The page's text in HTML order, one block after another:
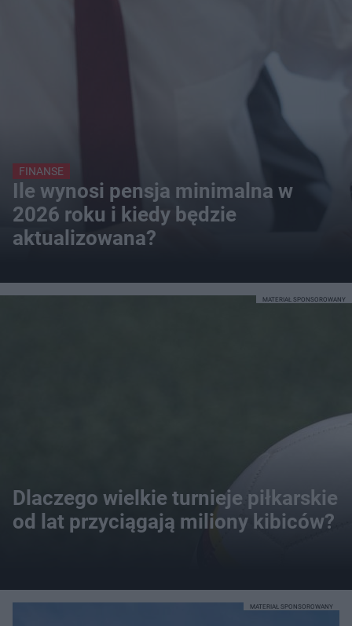
FINANSE
Ile wynosi pensja minimalna w
2026 roku i kiedy będzie
aktualizowana?
Dlaczego wielkie turnieje piłkarskie
od lat przyciągają miliony kibiców?
MATERIAŁ SPONSOROWANY
MATERIAŁ SPONSOROWANY